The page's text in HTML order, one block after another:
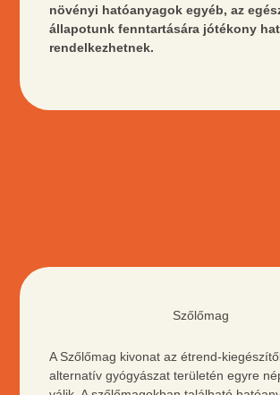
növényi hatóanyagok egyéb, az
állapotunk fenntartására jótékony
rendelkezhetnek.
ZÖLD
TEA
Szőlőmag
A Szőlőmag kivonat az étrend-
alternatív gyógyászat területén egyre